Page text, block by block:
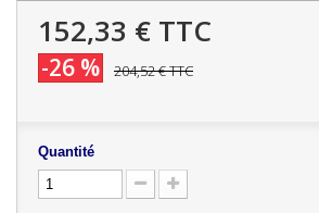
152,33 € TTC
-26 % 204,52 €TTC
Quantité